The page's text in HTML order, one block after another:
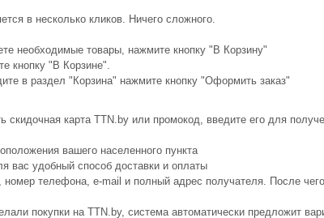
в несколько кликов. Ничего сложного.
необходимые товары, нажмите кнопку "В Корзину"
кнопку "В Корзине".
в раздел "Корзина" нажмите кнопку "Оформить заказ"
скидочная карта TTN.by или промокод, введите его для
вашего населенного пункта
вас удобный способ доставки и оплаты
телефона, e-mail и полный адрес получателя. После
покупки на TTN.by, система автоматически предложит